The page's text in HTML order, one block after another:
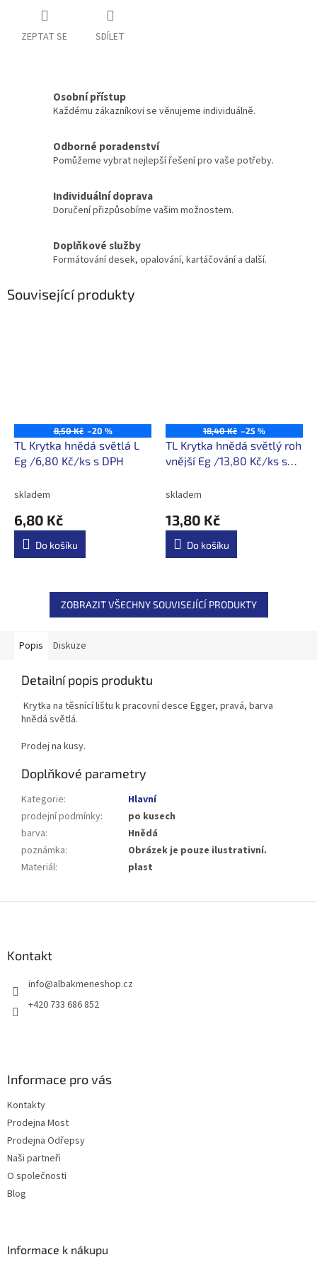
ZEPTAT SE SDÍLET
Osobní přístup
Každému zákazníkovi se věnujeme individuálně.
Odborné poradenství
Pomůžeme vybrat nejlepší řešení pro vaše potřeby.
Individuální doprava
Doručení přizpůsobíme vašim možnostem.
Doplňkové služby
Formátování desek, opalování, kartáčování a další.
Související produkty
8,50 Kč –20 %
TL Krytka hnědá světlá L
Eg /6,80 Kč/ks s DPH
skladem
6,80 Kč
Do košíku
18,40 Kč –25 %
TL Krytka hnědá světlý roh
vnější Eg /13,80 Kč/ks s
skladem
13,80 Kč
Do košíku
ZOBRAZIT VŠECHNY SOUVISEJÍCÍ PRODUKTY
Popis Diskuze
Detailní popis produktu
Krytka na těsnící lištu k pracovní desce Egger, pravá, barva
hnědá světlá.
Prodej na kusy.
Doplňkové parametry
Kategorie:
Hlavní
prodejní podmínky:
po kusech
barva:
Hnědá
poznámka:
Obrázek je pouze ilustrativní.
Materiál: plast
Kontakt
info@albakmeneshop.cz
+420 733 686 852
Informace pro vás
Kontakty
Prodejna Most
Prodejna Odřepsy
Naši partneři
O společnosti
Blog
Informace k nákupu